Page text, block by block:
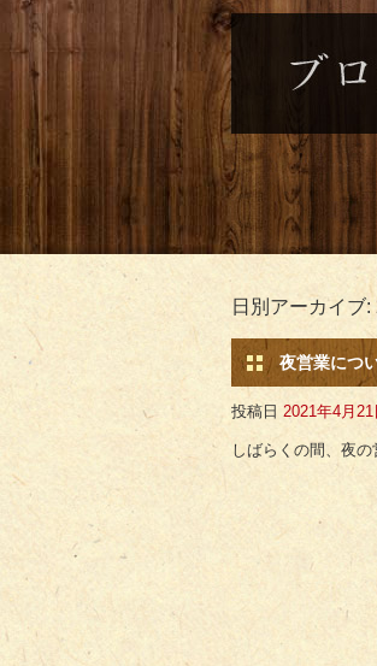
日別アーカイブ:
夜営業につ
投稿日 2021年4月21
しばらくの間、夜